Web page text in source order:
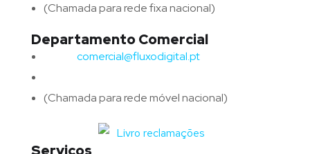
(Chamada para rede fixa nacional)
Departamento Comercial
comercial@fluxodigital.pt
(Chamada para rede móvel nacional)